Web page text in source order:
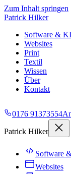
Zum Inhalt springen
Patrick Hilker
Software & KI
Websites
Print
Textil
Wissen
Über
Kontakt
0176 91373554
Patrick Hilker
Software
Websites